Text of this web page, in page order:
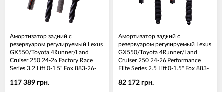
Амортизатор задний с
резервуаром регулируемый Lexus
GX550/Toyota 4Runner/Land
Cruiser 250 24-26 Factory Race
Series 3.2 Lift 0-1.5" Fox 883-26-
117 389 грн.
Амортизатор задний с
резервуаром регулируемый Lexus
GX550/Toyota 4Runner/Land
Cruiser 250 24-26 Performance
Elite Series 2.5 Lift 0-1.5" Fox 883-
82 172 грн.